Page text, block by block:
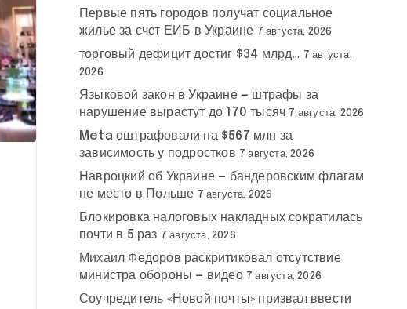
Первые пять городов получат социальное
жилье за счет ЕИБ в Украине 7 августа, 2026
торговый дефицит достиг $34 млрд… 7 августа,
2026
Языковой закон в Украине — штрафы за
нарушение вырастут до 170 тысяч 7 августа, 2026
Meta оштрафовали на $567 млн за
зависимость у подростков 7 августа, 2026
Навроцкий об Украине — бандеровским флагам
не место в Польше 7 августа, 2026
Блокировка налоговых накладных сократилась
почти в 5 раз 7 августа, 2026
Михаил Федоров раскритиковал отсутствие
министра обороны — видео 7 августа, 2026
Соучредитель «Новой почты» призвал ввести